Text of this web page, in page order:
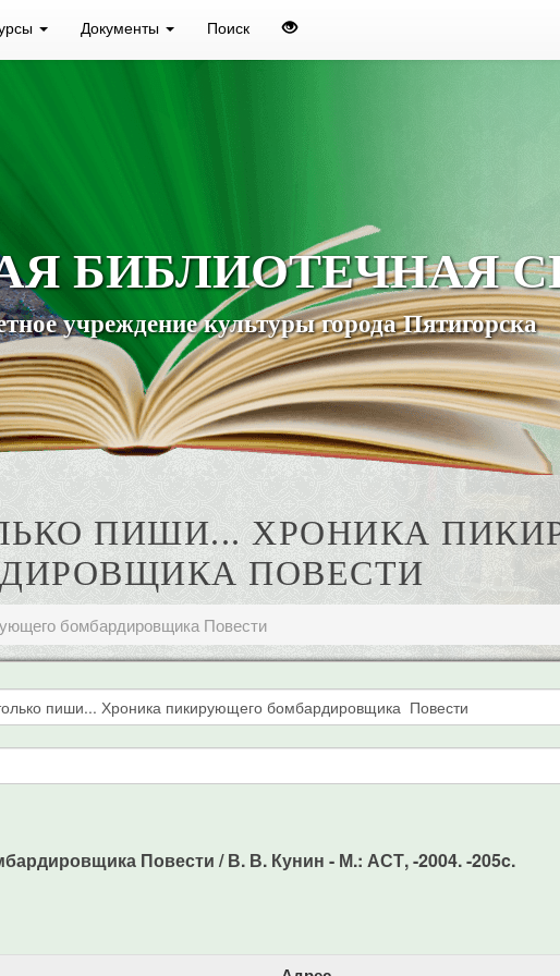
Документы Поиск
БИБЛИОТЕЧНАЯ
учреждение культуры города Пятигорска
ПИШИ... ХРОНИКА
ПОВЕСТИ
бомбардировщика Повести
Повести / В. В. Кунин - М.: АСТ, -2004. -205c.